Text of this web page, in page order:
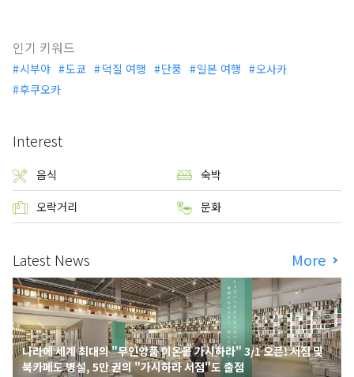
인기 키워드
시부야 도쿄 덕질 여행 단풍 일본 여행
오사카
후쿠오카
Interest
음식 숙박
오락거리 문화
Latest News More
나라에 세계 최대의 "무인양품 이온몰 가시하라" 3/1 오픈! 서점 및
북카페도 병설, 5만 권의 "가시하라 서점"도 출점